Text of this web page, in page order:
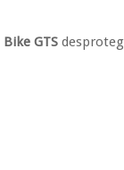
Bike GTS